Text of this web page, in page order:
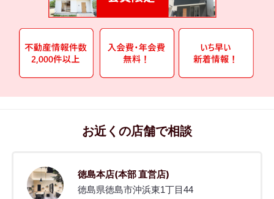
お近くの店舗で相談
徳島本店(本部 直営店)
徳島県徳島市沖浜東1丁目44